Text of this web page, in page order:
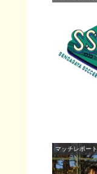
マッチレポート